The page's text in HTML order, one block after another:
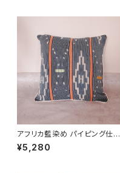
アフリカ藍染め パイピング仕上
げクッションカバー バウレ族
¥5,280